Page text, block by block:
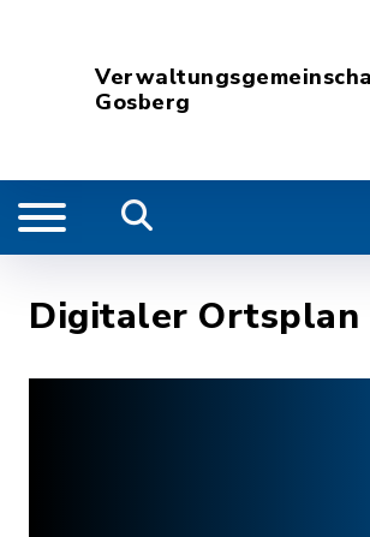
Gosberg
Digitaler Ortsplan